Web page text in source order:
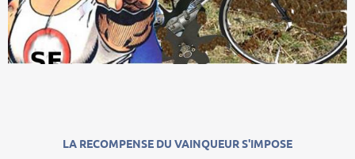
LA RECOMPENSE DU VAINQUEUR S'IMPOSE